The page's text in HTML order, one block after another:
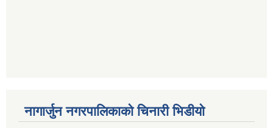
नागार्जुन नगरपालिकाको चिनारी भिडीयो